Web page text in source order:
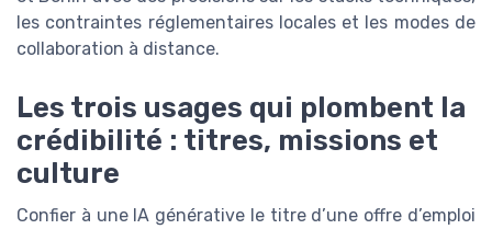
les contraintes réglementaires locales et les modes de
collaboration à distance.
Les trois usages qui plombent la
crédibilité : titres, missions et
culture
Confier à une IA générative le titre d’une offre d’emploi